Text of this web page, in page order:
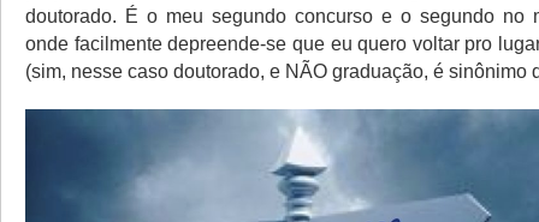
doutorado. É o meu segundo concurso e o segundo no
onde facilmente depreende-se que eu quero voltar pro
(sim, nesse caso doutorado, e NÃO graduação, é sinônimo